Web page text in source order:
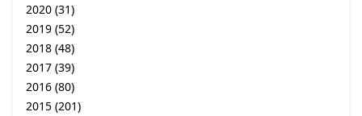
2020 (31)
2019 (52)
2018 (48)
2017 (39)
2016 (80)
2015 (201)